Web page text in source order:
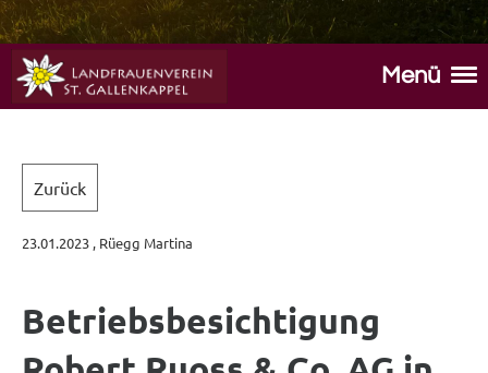
Menü
Zurück
23.01.2023 , Rüegg Martina
Betriebsbesichtigung